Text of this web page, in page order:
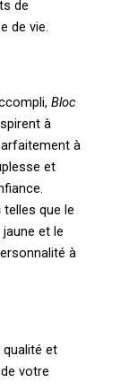
de
de vie.
Bloc
à
à
et
telles que le
jaune et le
à
qualité et
votre